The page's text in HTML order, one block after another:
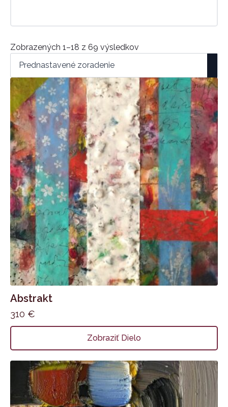
Zobrazených 1–18 z 69 výsledkov
Abstrakt
310 €
Zobraziť Dielo